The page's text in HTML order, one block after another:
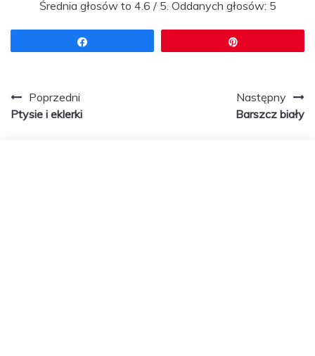
Średnia głosów to 4.6 / 5. Oddanych głosów: 5
Zobacz
wpisy
Poprzedni
Ptysie i eklerki
Następny
Barszcz biały